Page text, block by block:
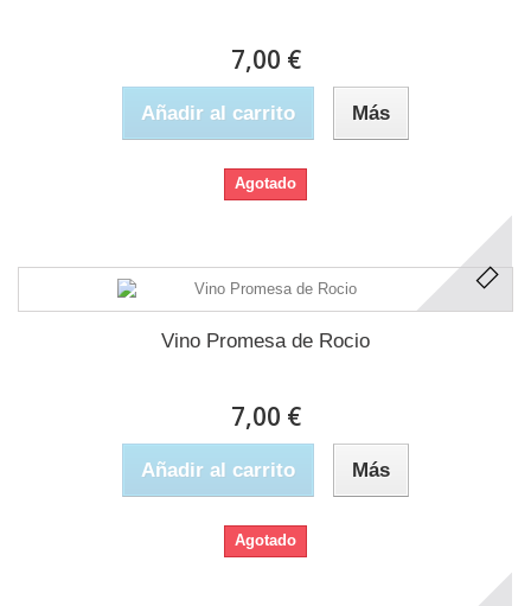
7,00 €
Añadir al carrito Más
Agotado
Vino Promesa de Rocio
7,00 €
Añadir al carrito Más
Agotado